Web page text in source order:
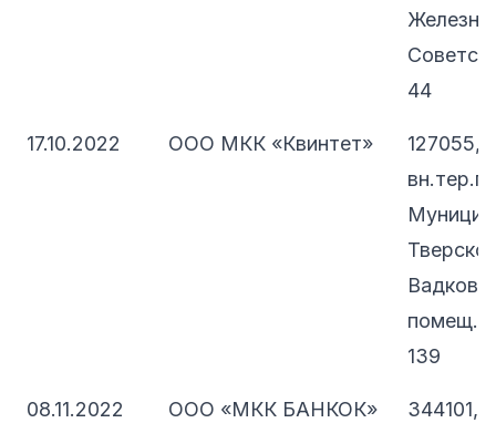
44
17.10.2022 ООО МКК «Квинтет»
127055,
вн.тер.г.
помещ.
139
08.11.2022 ООО «МКК БАНКОК»
344101,